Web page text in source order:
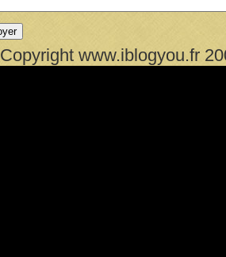
Copyright www.iblogyou.fr